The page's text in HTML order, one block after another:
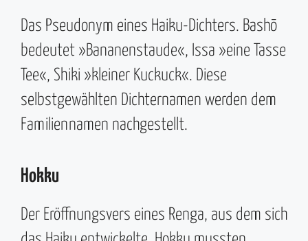
Das Pseudonym eines Haiku-Dichters. Bashō
bedeutet »Bananenstaude«, Issa »eine Tasse
Tee«, Shiki »kleiner Kuckuck«. Diese
selbstgewählten Dichternamen werden dem
Familiennamen nachgestellt.
Hokku
Der Eröffnungsvers eines Renga, aus dem sich